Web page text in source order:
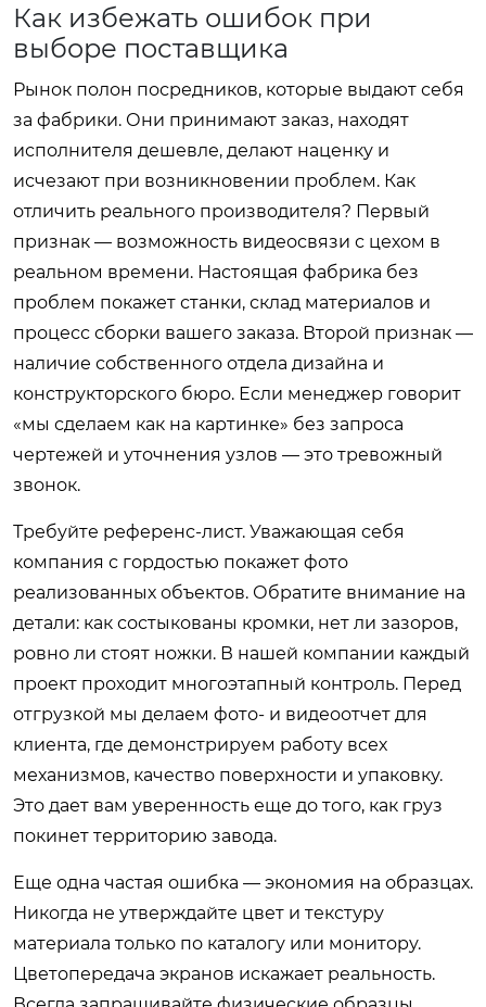
Как избежать ошибок при
выборе поставщика
Рынок полон посредников, которые выдают себя
за фабрики. Они принимают заказ, находят
исполнителя дешевле, делают наценку и
исчезают при возникновении проблем. Как
отличить реального производителя? Первый
признак — возможность видеосвязи с цехом в
реальном времени. Настоящая фабрика без
проблем покажет станки, склад материалов и
процесс сборки вашего заказа. Второй признак —
наличие собственного отдела дизайна и
конструкторского бюро. Если менеджер говорит
«мы сделаем как на картинке» без запроса
чертежей и уточнения узлов — это тревожный
звонок.
Требуйте референс-лист. Уважающая себя
компания с гордостью покажет фото
реализованных объектов. Обратите внимание на
детали: как состыкованы кромки, нет ли зазоров,
ровно ли стоят ножки. В нашей компании каждый
проект проходит многоэтапный контроль. Перед
отгрузкой мы делаем фото- и видеоотчет для
клиента, где демонстрируем работу всех
механизмов, качество поверхности и упаковку.
Это дает вам уверенность еще до того, как груз
покинет территорию завода.
Еще одна частая ошибка — экономия на образцах.
Никогда не утверждайте цвет и текстуру
материала только по каталогу или монитору.
Цветопередача экранов искажает реальность.